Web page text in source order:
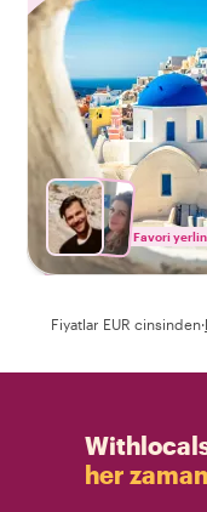
Favori
Fiyatlar EUR cinsinden·
her zaman